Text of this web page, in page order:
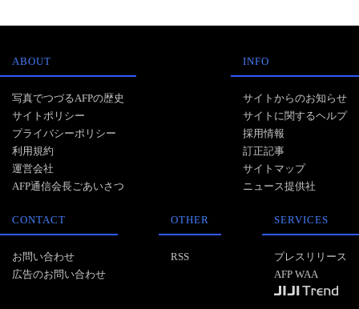
ABOUT
写真でつづるAFPの歴史
サイトポリシー
プライバシーポリシー
利用規約
運営会社
AFP通信会長ごあいさつ
INFO
サイトからのお知らせ
サイトに関するヘルプ
採用情報
訂正記事
サイトマップ
ニュース提供社
CONTACT
お問い合わせ
広告のお問い合わせ
OTHER
RSS
SERVICES
プレスリリース
AFP WAA